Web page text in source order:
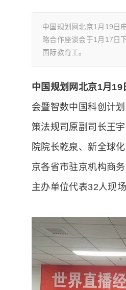
中国规划网北京1月19日
略合作座谈会于1月17日
国际教育工。
中国规划网北京1月19
会暨智数中国科创计
策法规司原副司长王
院院长乾泉、新全球
京各省市驻京机构商
主办单位代表32人现